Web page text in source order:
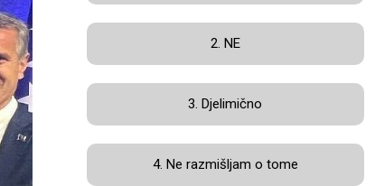
2. NE
3. Djelimično
4. Ne razmišljam o tome